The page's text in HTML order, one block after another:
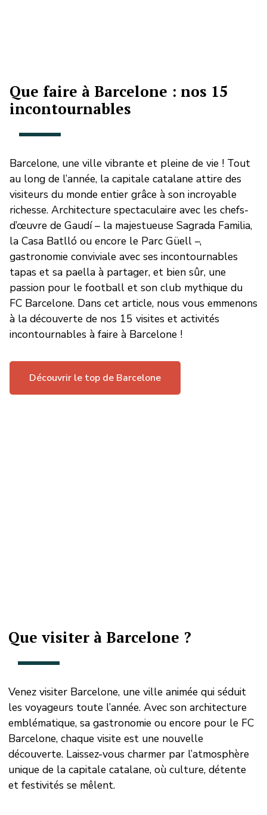
Que faire à Barcelone : nos 15
incontournables
Barcelone, une ville vibrante et pleine de vie ! Tout
au long de l’année, la capitale catalane attire des
visiteurs du monde entier grâce à son incroyable
richesse. Architecture spectaculaire avec les chefs-
d’œuvre de Gaudí – la majestueuse Sagrada Familia,
la Casa Batlló ou encore le Parc Güell –,
gastronomie conviviale avec ses incontournables
tapas et sa paella à partager, et bien sûr, une
passion pour le football et son club mythique du
FC Barcelone. Dans cet article, nous vous emmenons
à la découverte de nos 15 visites et activités
incontournables à faire à Barcelone !
Découvrir le top de Barcelone
Que visiter à Barcelone ?
Venez visiter Barcelone, une ville animée qui séduit
les voyageurs toute l’année. Avec son architecture
emblématique, sa gastronomie ou encore pour le FC
Barcelone, chaque visite est une nouvelle
découverte. Laissez-vous charmer par l’atmosphère
unique de la capitale catalane, où culture, détente
et festivités se mêlent.